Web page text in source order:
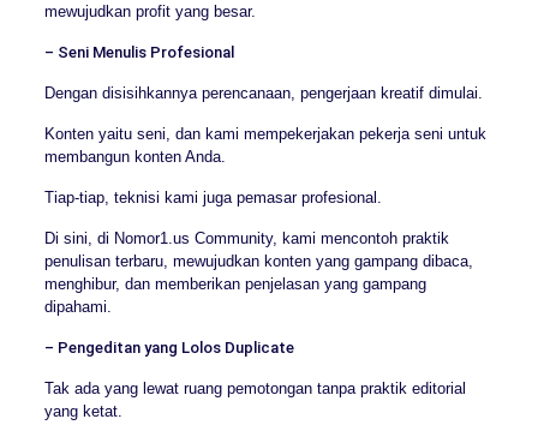
mewujudkan profit yang besar.
– Seni Menulis Profesional
Dengan disisihkannya perencanaan, pengerjaan kreatif dimulai.
Konten yaitu seni, dan kami mempekerjakan pekerja seni untuk
membangun konten Anda.
Tiap-tiap, teknisi kami juga pemasar profesional.
Di sini, di Nomor1.us Community, kami mencontoh praktik
penulisan terbaru, mewujudkan konten yang gampang dibaca,
menghibur, dan memberikan penjelasan yang gampang
dipahami.
– Pengeditan yang Lolos Duplicate
Tak ada yang lewat ruang pemotongan tanpa praktik editorial
yang ketat.